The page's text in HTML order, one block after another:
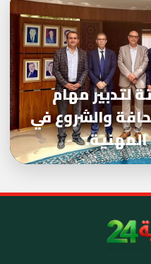
لتدبير مهام
والشروع في
المهنية.